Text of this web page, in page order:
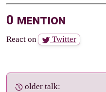
0 mention
React on Twitter
older talk: